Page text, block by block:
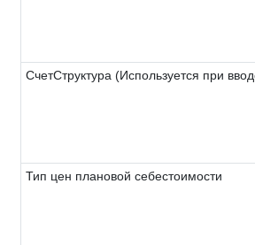
СчетСтруктура (Используется при
Тип цен плановой себестоимости